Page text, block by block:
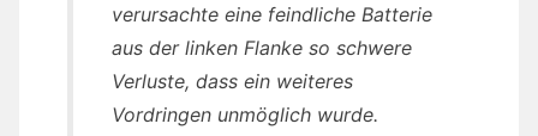
verursachte eine feindliche Batterie
aus der linken Flanke so schwere
Verluste, dass ein weiteres
Vordringen unmöglich wurde.